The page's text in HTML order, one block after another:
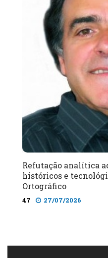
Refutação analítica
históricos e
Ortográfico
47 27/07/2026